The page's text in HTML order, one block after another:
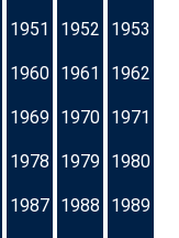
1951 1952 1953
1960 1961 1962
1969 1970 1971
1978 1979 1980
1987 1988 1989